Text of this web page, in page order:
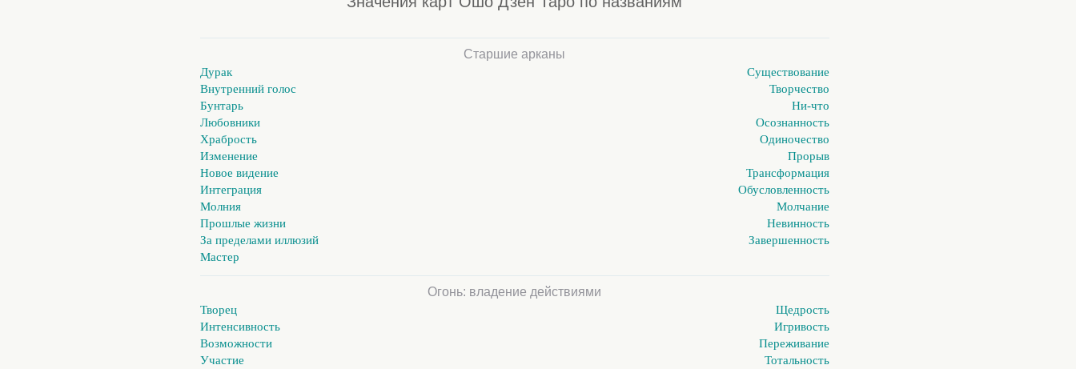
Старшие арканы
Дурак
Существование
Внутренний голос
Творчество
Бунтарь
Ни-что
Любовники
Осознанность
Храбрость
Одиночество
Изменение
Прорыв
Новое видение
Трансформация
Интеграция
Обусловленность
Молния
Молчание
Прошлые жизни
Невинность
За пределами иллюзий
Завершенность
Мастер
Огонь: владение действиями
Творец
Щедрость
Интенсивность
Игривость
Возможности
Переживание
Участие
Тотальность